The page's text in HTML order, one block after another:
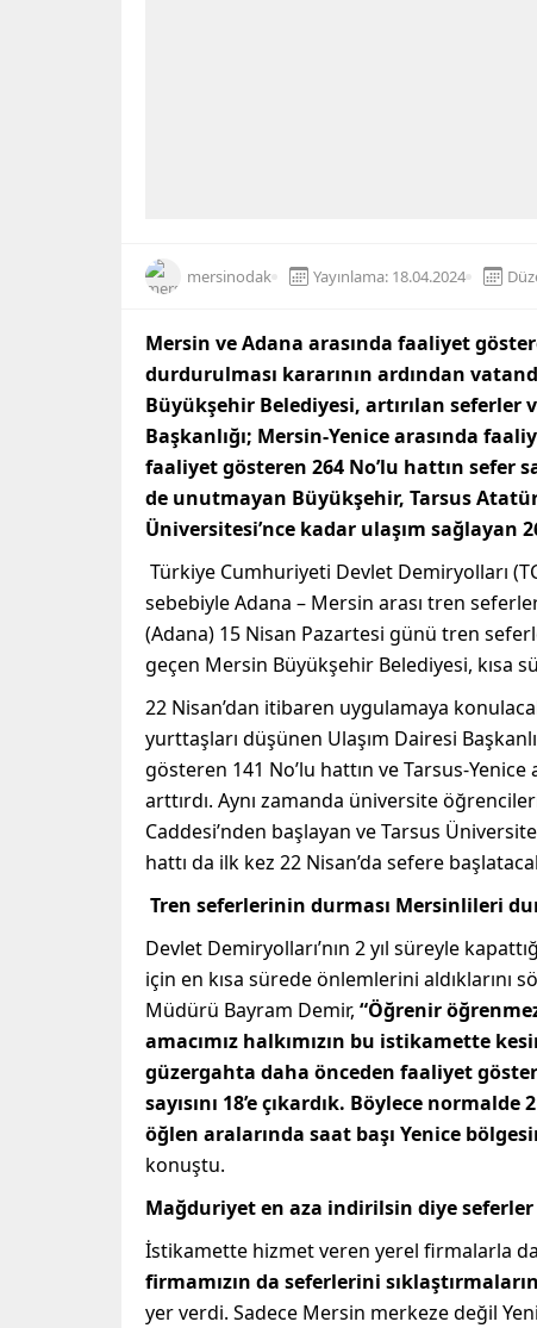
mersinodak Yayınlama: 18.04.2024
Mersin ve Adana arasında faaliyet
durdurulması kararının ardından
Büyükşehir Belediyesi, artırılan seferler
Başkanlığı; Mersin-Yenice arasında
faaliyet gösteren 264 No’lu hattın sefer
de unutmayan Büyükşehir, Tarsus
Üniversitesi’nce kadar ulaşım sağlayan
Türkiye Cumhuriyeti Devlet Demiryolları
sebebiyle Adana – Mersin arası tren
(Adana) 15 Nisan Pazartesi günü tren
geçen Mersin Büyükşehir Belediyesi, kısa
22 Nisan’dan itibaren uygulamaya
yurttaşları düşünen Ulaşım Dairesi
gösteren 141 No’lu hattın ve Tarsus-Yenice
arttırdı. Aynı zamanda üniversite
Caddesi’nden başlayan ve Tarsus
hattı da ilk kez 22 Nisan’da sefere
Tren seferlerinin durması Mersinlileri
Devlet Demiryolları’nın 2 yıl süreyle
için en kısa sürede önlemlerini aldıklarını
Müdürü Bayram Demir, “Öğrenir
amacımız halkımızın bu istikamette
güzergahta daha önceden faaliyet
sayısını 18’e çıkardık. Böylece
öğlen aralarında saat başı Yenice
konuştu.
Mağduriyet en aza indirilsin diye seferler
İstikamette hizmet veren yerel firmalarla
firmamızın da seferlerini
yer verdi. Sadece Mersin merkeze değil